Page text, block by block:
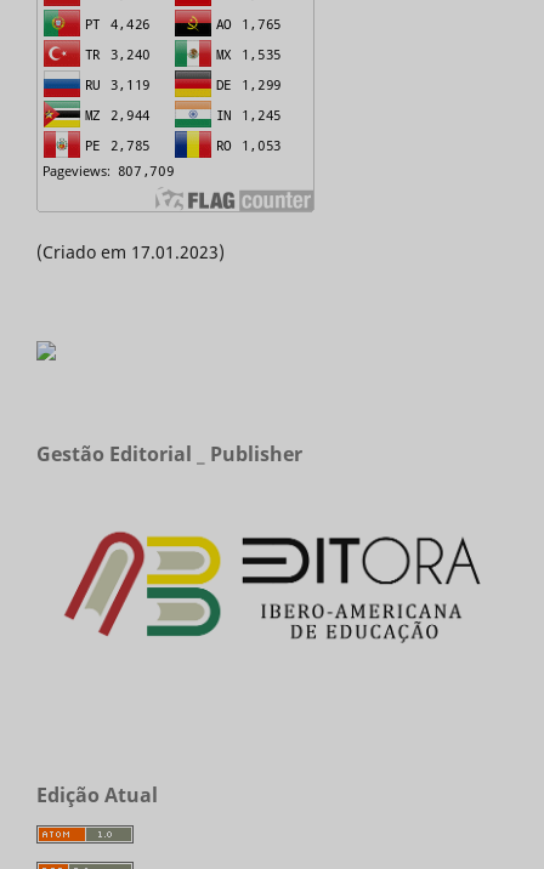
(Criado em 17.01.2023)
Gestão Editorial _ Publisher
Edição Atual